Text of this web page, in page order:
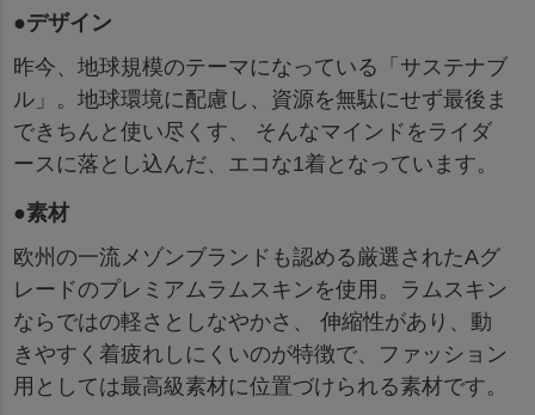
●デザイン
昨今、地球規模のテーマになっている「サステナブ
ル」。地球環境に配慮し、資源を無駄にせず最後ま
できちんと使い尽くす、 そんなマインドをライダ
ースに落とし込んだ、エコな1着となっています。
●素材
欧州の一流メゾンブランドも認める厳選されたAグ
レードのプレミアムラムスキンを使用。ラムスキン
ならではの軽さとしなやかさ、 伸縮性があり、動
きやすく着疲れしにくいのが特徴で、ファッション
用としては最高級素材に位置づけられる素材です。